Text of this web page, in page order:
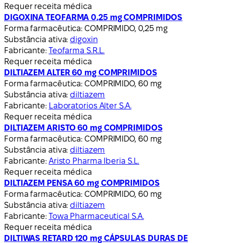
Requer receita médica
DIGOXINA TEOFARMA 0,25 mg COMPRIMIDOS
Forma farmacêutica: COMPRIMIDO, 0,25 mg
Substância ativa: digoxin
Fabricante: Teofarma S.R.L.
Requer receita médica
DILTIAZEM ALTER 60 mg COMPRIMIDOS
Forma farmacêutica: COMPRIMIDO, 60 mg
Substância ativa: diltiazem
Fabricante: Laboratorios Alter S.A.
Requer receita médica
DILTIAZEM ARISTO 60 mg COMPRIMIDOS
Forma farmacêutica: COMPRIMIDO, 60 mg
Substância ativa: diltiazem
Fabricante: Aristo Pharma Iberia S.L.
Requer receita médica
DILTIAZEM PENSA 60 mg COMPRIMIDOS
Forma farmacêutica: COMPRIMIDO, 60 mg
Substância ativa: diltiazem
Fabricante: Towa Pharmaceutical S.A.
Requer receita médica
DILTIWAS RETARD 120 mg CÁPSULAS DURAS DE